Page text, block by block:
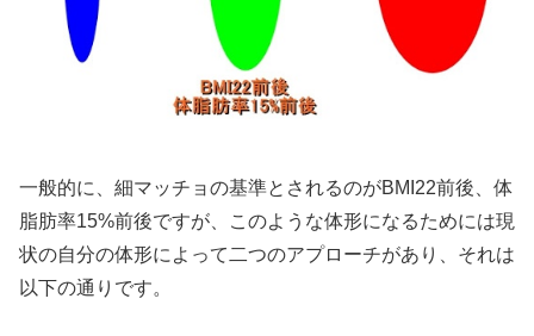
一般的に、細マッチョの基準とされるのがBMI22前後、体
脂肪率15%前後ですが、このような体形になるためには現
状の自分の体形によって二つのアプローチがあり、それは
以下の通りです。